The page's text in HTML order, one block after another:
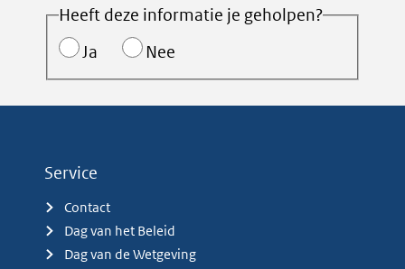
Heeft deze informatie je geholpen?
Ja
Nee
Service
Contact
Dag van het Beleid
Dag van de Wetgeving